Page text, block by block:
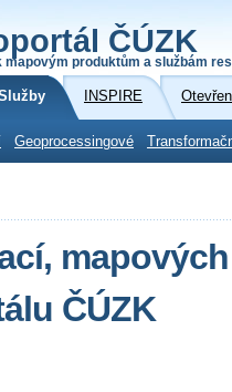
ČÚZK
mapovým produktům a službám
INSPIRE
Geoprocessingové
ČÚZK